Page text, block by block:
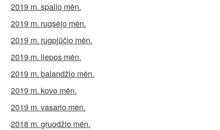
2019 m. spalio mėn.
2019 m. rugsėjo mėn.
2019 m. rugpjūčio mėn.
2019 m. liepos mėn.
2019 m. balandžio mėn.
2019 m. kovo mėn.
2019 m. vasario mėn.
2018 m. gruodžio mėn.